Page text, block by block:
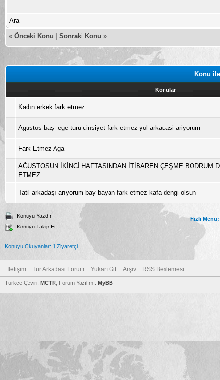
Ara
« Önceki Konu Sonraki Konu »
Konu
Konular
Kadın erkek fark etmez
Agustos başı ege turu cinsiyet fark etmez yol arkadasi ariyorum
Fark Etmez Aga
AĞUSTOSUN İKİNCİ HAFTASINDAN İTİBAREN ÇEŞME BODRUM
ETMEZ
Tatil arkadaşı arıyorum bay bayan fark etmez kafa dengi olsun
Konuyu Yazdır
Konuyu Takip Et
Hızlı Menü:
Konuyu Okuyanlar: 1 Ziyaretçi
İletişim Tur Arkadasi Forum Yukarı Git Arşiv RSS Beslemesi
Türkçe Çeviri: MCTR , Forum Yazılımı: MyBB